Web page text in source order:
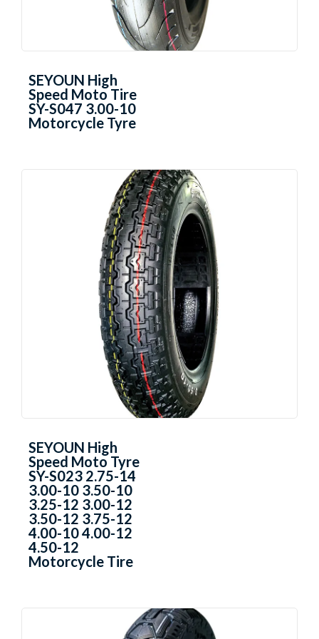
SEYOUN High
Speed Moto Tire
SY-S047 3.00-10
Motorcycle Tyre
SEYOUN High
Speed Moto Tyre
SY-S023 2.75-14
3.00-10 3.50-10
3.25-12 3.00-12
3.50-12 3.75-12
4.00-10 4.00-12
4.50-12
Motorcycle Tire